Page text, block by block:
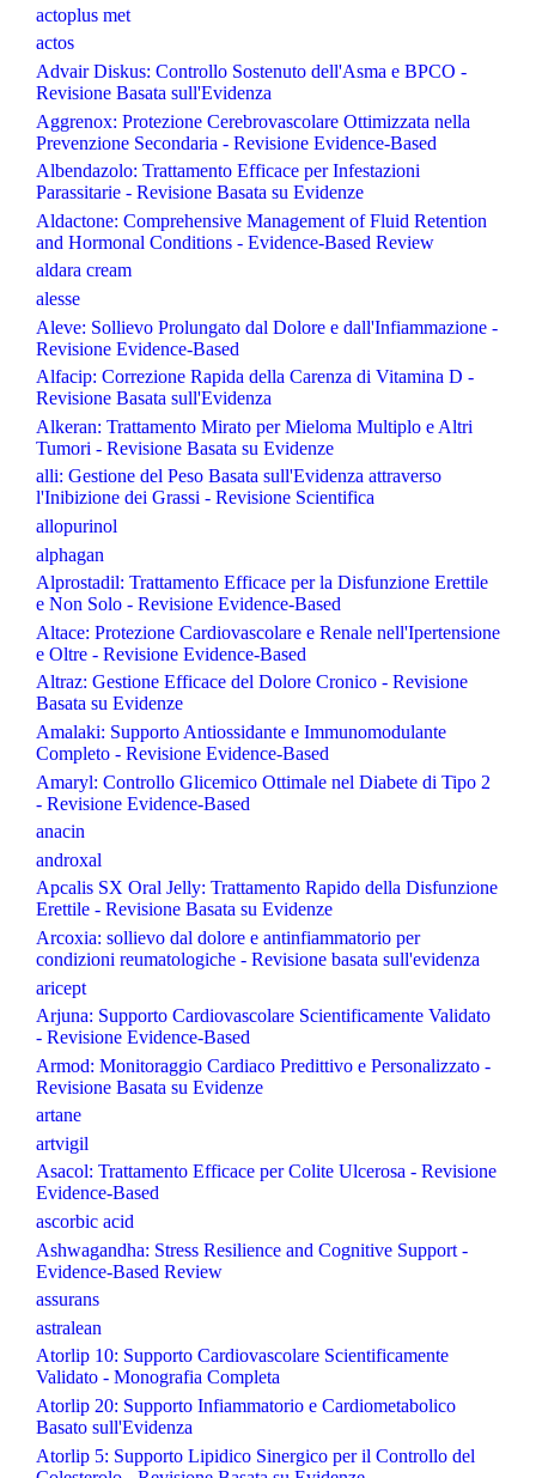
actoplus met
actos
Advair Diskus: Controllo Sostenuto dell'Asma e BPCO -
Revisione Basata sull'Evidenza
Aggrenox: Protezione Cerebrovascolare Ottimizzata nella
Prevenzione Secondaria - Revisione Evidence-Based
Albendazolo: Trattamento Efficace per Infestazioni
Parassitarie - Revisione Basata su Evidenze
Aldactone: Comprehensive Management of Fluid Retention
and Hormonal Conditions - Evidence-Based Review
aldara cream
alesse
Aleve: Sollievo Prolungato dal Dolore e dall'Infiammazione -
Revisione Evidence-Based
Alfacip: Correzione Rapida della Carenza di Vitamina D -
Revisione Basata sull'Evidenza
Alkeran: Trattamento Mirato per Mieloma Multiplo e Altri
Tumori - Revisione Basata su Evidenze
alli: Gestione del Peso Basata sull'Evidenza attraverso
l'Inibizione dei Grassi - Revisione Scientifica
allopurinol
alphagan
Alprostadil: Trattamento Efficace per la Disfunzione Erettile
e Non Solo - Revisione Evidence-Based
Altace: Protezione Cardiovascolare e Renale nell'Ipertensione
e Oltre - Revisione Evidence-Based
Altraz: Gestione Efficace del Dolore Cronico - Revisione
Basata su Evidenze
Amalaki: Supporto Antiossidante e Immunomodulante
Completo - Revisione Evidence-Based
Amaryl: Controllo Glicemico Ottimale nel Diabete di Tipo 2
- Revisione Evidence-Based
anacin
androxal
Apcalis SX Oral Jelly: Trattamento Rapido della Disfunzione
Erettile - Revisione Basata su Evidenze
Arcoxia: sollievo dal dolore e antinfiammatorio per
condizioni reumatologiche - Revisione basata sull'evidenza
aricept
Arjuna: Supporto Cardiovascolare Scientificamente Validato
- Revisione Evidence-Based
Armod: Monitoraggio Cardiaco Predittivo e Personalizzato -
Revisione Basata su Evidenze
artane
artvigil
Asacol: Trattamento Efficace per Colite Ulcerosa - Revisione
Evidence-Based
ascorbic acid
Ashwagandha: Stress Resilience and Cognitive Support -
Evidence-Based Review
assurans
astralean
Atorlip 10: Supporto Cardiovascolare Scientificamente
Validato - Monografia Completa
Atorlip 20: Supporto Infiammatorio e Cardiometabolico
Basato sull'Evidenza
Atorlip 5: Supporto Lipidico Sinergico per il Controllo del